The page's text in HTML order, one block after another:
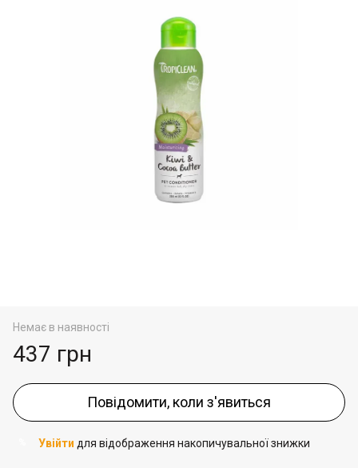
Немає в наявності
437 грн
Повідомити, коли з'явиться
Увійти для відображення накопичувальної знижки